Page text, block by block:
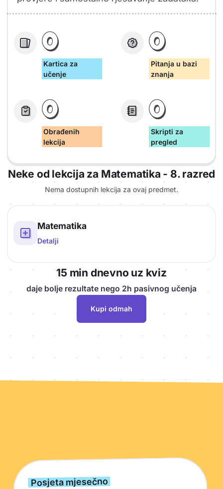
0
Kartica za
učenje
0
Pitanja u bazi
znanja
0
Obrađenih
lekcija
0
Skripti za
pregled
Neke od lekcija za Matematika - 8. razred
Nema dostupnih lekcija za ovaj predmet.
Matematika
Detalji
15 min dnevno uz kviz
daje bolje rezultate nego 2h pasivnog učenja
Kupi odmah
Ključne brojke o Kwizardu
Posjeta mjesečno